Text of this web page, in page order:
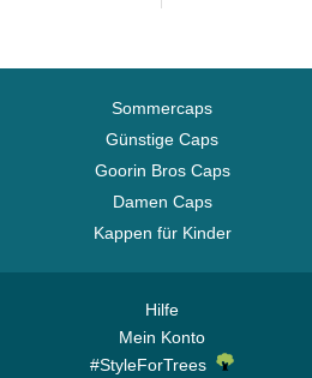
Sommercaps
Günstige Caps
Goorin Bros Caps
Damen Caps
Kappen für Kinder
Hilfe
Mein Konto
#StyleForTrees